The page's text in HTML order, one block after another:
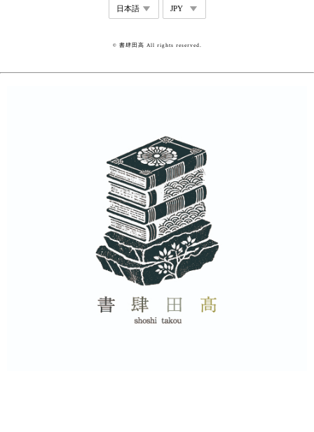
© 書肆田高 All rights reserved.